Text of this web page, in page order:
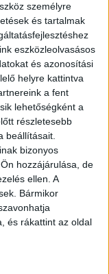
személyre
és tartalmak
eszközleolvasásos
és azonosítási
helyre kattintva
a fent
lehetőségként a
részletesebb
beállításait.
bizonyos
hozzájárulása, de
ellen. A
Bármikor
és rákattint az oldal
- mondta el Simon